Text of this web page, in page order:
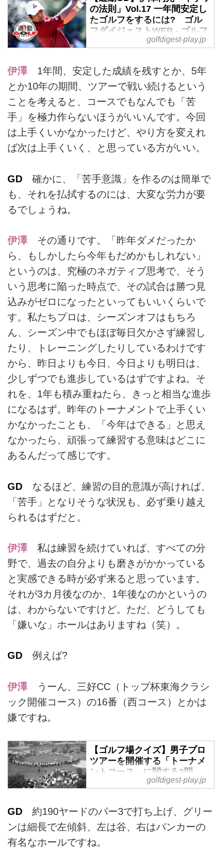
の法則」Vol.17 一年間安定し
たゴルフをするには? ゴル
フダイジェストWEB - ゴルフ
へ行こうWEB by ゴルフダイ
1日で爆発的なスコアを出すのも
プロの技術だが、1年間を通じ
て、安定した成績を残すのもプロ
ならではの技術。どうしたらそれ
が可能になるのだろうか。伊澤プ
ロに聞いた。
golfdigest-play.jp
伊澤 1年間、安定した成績を残すとか、5年
とか10年の期間、ツアーで戦い続けるという
ことを考えると、コースでもなんでも「苦
手」を極力作らないほうがいいんです。今回
は上手くいかなかったけど、やり方を変えれ
ば次は上手くいく、と思っている方がいい。
GD 確かに、「苦手意識」を作るのは簡単で
も、それを払拭するのには、大変な労力が要
るでしょうね。
伊澤 その通りです。「昨年ダメだったか
ら、もしかしたら今年もだめかもしれない」
というのは、究極のネガティブ思考で、そう
いう思考に陥った時点で、その試合は勝つ見
込みがゼロになったといってもいいくらいで
す。私たちプロは、シーズンオフはもちろ
ん、シーズン中でもほぼ毎日欠かさず練習し
たり、トレーニングしたりしているわけです
から、昨日よりも今日、今日よりも明日は、
少しずつでも進歩しているはずですよね。そ
れを、1年も積み重ねたら、きっと相当な進歩
になるはず。昨年のトーナメントで上手くい
かなかったことも、「今年はできる」と思え
なかったら、頑張って練習する意味はどこに
あるんだって感じです。
GD なるほど、練習の目的意識が高ければ、
「苦手」となりそうな状況も、必ず乗り越え
られるはずだと。
伊澤 私は練習を続けていれば、すべての分
野で、過去の自分よりも磨きがかかっている
と実感できる時が必ず来ると思っています。
それが3カ月後なのか、1年後なのかというの
は、わからないですけど。ただ、どうしても
「嫌いな」ホールはありますね（笑）。
GD 例えば?
伊澤 うーん、三好CC（トップ杯東海クラシ
ック開催コース）の16番（西コース）とかは
嫌ですね。
【ゴルフ場クイズ】男子プロ
ツアーを開催する「トーナメ
ントコース」に関する2問。
ゴルフ場検定 - ゴルフへ行こ
が成立してから45年。もっとも多
い時には年間40試合以上、トータ
golfdigest-play.jp
GD 約190ヤードのパー3で打ち上げ、グリー
ンは細長で左傾斜、左は谷、右はバンカーの
有名なホールですね。